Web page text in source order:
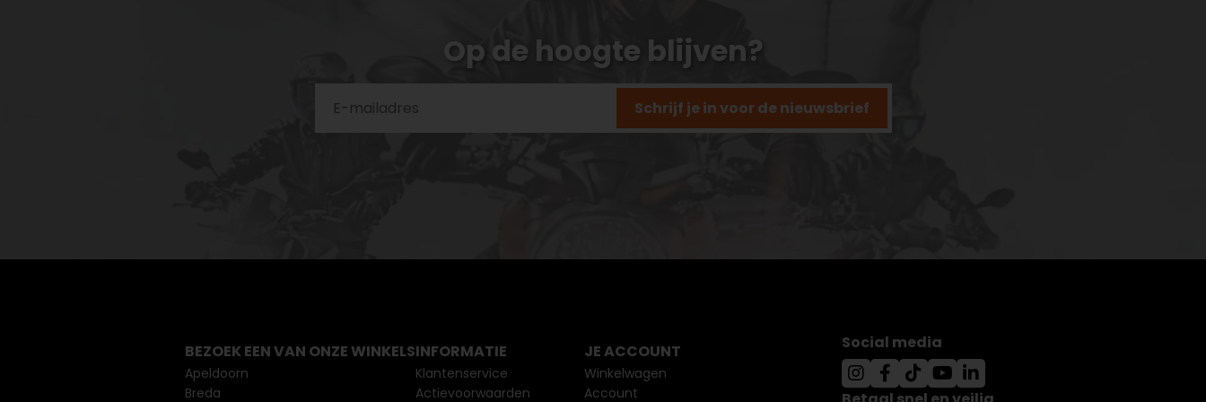
Op de hoogte blijven?
Schrijf je in voor de nieuwsbrief
BEZOEK EEN VAN ONZE WINKELS
Apeldoorn
Breda
INFORMATIE
Klantenservice
Actievoorwaarden
JE ACCOUNT
Winkelwagen
Account
Social media